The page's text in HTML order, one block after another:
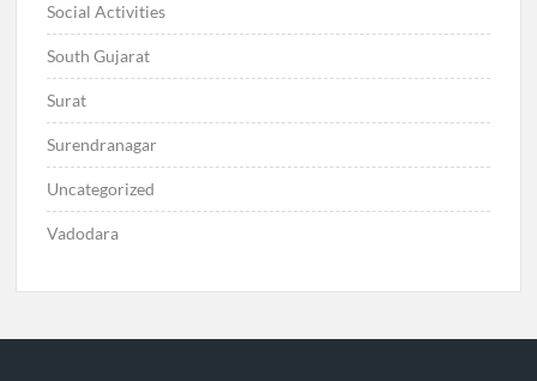
Social Activities
South Gujarat
Surat
Surendranagar
Uncategorized
Vadodara